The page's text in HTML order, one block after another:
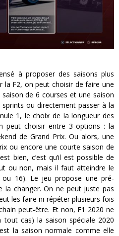
à proposer des saisons plus
la F2, on peut choisir de faire une
de 6 courses et une saison
ou directement passer à la
1, le choix de la longueur des
peut choisir entre 3 options : la
de Grand Prix. Ou alors, une
ou encore une courte saison de
bien, c’est qu’il est possible de
ou non, mais il faut atteindre le
16). Le jeu propose une pré-
la changer. On ne peut juste pas
les faire ni répéter plusieurs fois
peut-être. Et non, F1 2020 ne
tout cas) la saison spéciale 2020
la saison normale comme elle